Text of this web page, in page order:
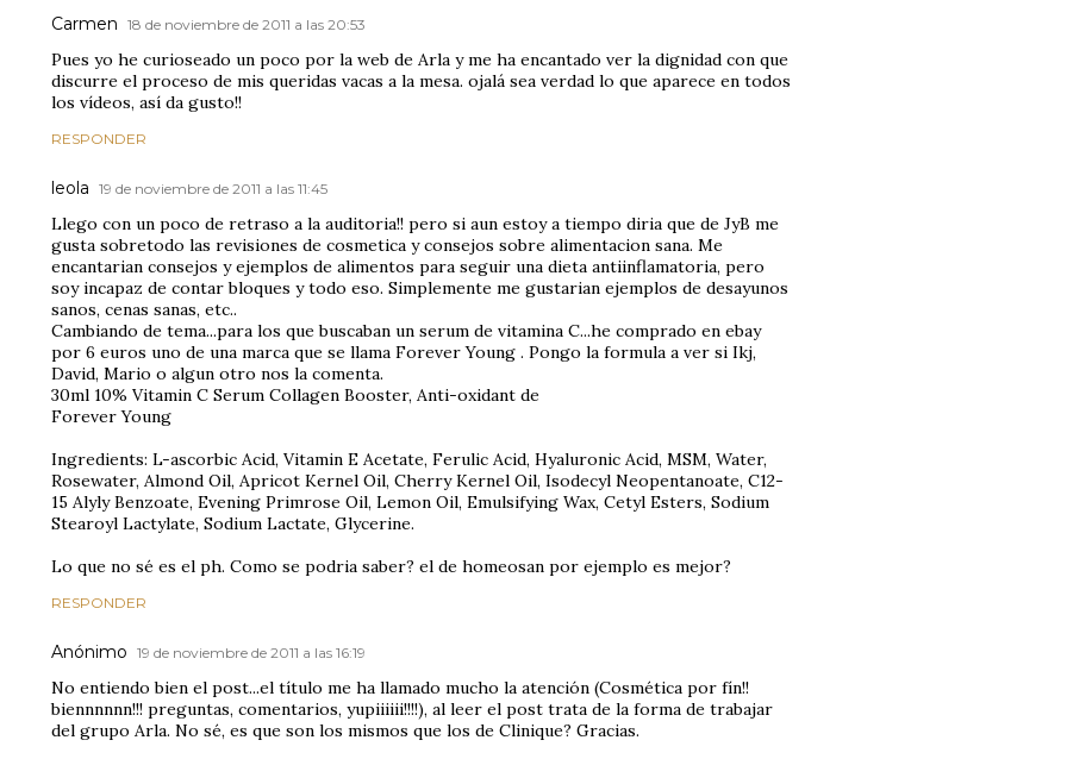
Carmen 18 de noviembre de 2011 a las 20:53
Pues yo he curioseado un poco por la web de Arla y me ha encantado ver la dignidad con que
discurre el proceso de mis queridas vacas a la mesa. ojalá sea verdad lo que aparece en todos
los vídeos, así da gusto!!
RESPONDER
leola 19 de noviembre de 2011 a las 11:45
Llego con un poco de retraso a la auditoria!! pero si aun estoy a tiempo diria que de JyB me
gusta sobretodo las revisiones de cosmetica y consejos sobre alimentacion sana. Me
encantarian consejos y ejemplos de alimentos para seguir una dieta antiinflamatoria, pero
soy incapaz de contar bloques y todo eso. Simplemente me gustarian ejemplos de desayunos
sanos, cenas sanas, etc..
Cambiando de tema...para los que buscaban un serum de vitamina C...he comprado en ebay
por 6 euros uno de una marca que se llama Forever Young . Pongo la formula a ver si Ikj,
David, Mario o algun otro nos la comenta.
30ml 10% Vitamin C Serum Collagen Booster, Anti-oxidant de
Forever Young
Ingredients: L-ascorbic Acid, Vitamin E Acetate, Ferulic Acid, Hyaluronic Acid, MSM, Water,
Rosewater, Almond Oil, Apricot Kernel Oil, Cherry Kernel Oil, Isodecyl Neopentanoate, C12-
15 Alyly Benzoate, Evening Primrose Oil, Lemon Oil, Emulsifying Wax, Cetyl Esters, Sodium
Stearoyl Lactylate, Sodium Lactate, Glycerine.
Lo que no sé es el ph. Como se podria saber? el de homeosan por ejemplo es mejor?
RESPONDER
Anónimo 19 de noviembre de 2011 a las 16:19
No entiendo bien el post...el título me ha llamado mucho la atención (Cosmética por fín!!
biennnnnn!!! preguntas, comentarios, yupiiiiii!!!!), al leer el post trata de la forma de trabajar
del grupo Arla. No sé, es que son los mismos que los de Clinique? Gracias.